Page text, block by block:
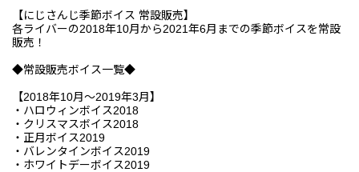
【にじさんじ季節ボイス 常設販売】
各ライバーの2018年10月から2021年6月までの季節ボイスを常設
販売！
◆常設販売ボイス一覧◆
【2018年10月～2019年3月】
・ハロウィンボイス2018
・クリスマスボイス2018
・正月ボイス2019
・バレンタインボイス2019
・ホワイトデーボイス2019